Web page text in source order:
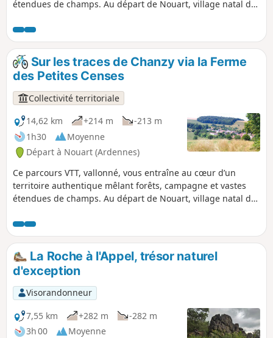
étendues de champs. Au départ de Nouart, village natal du
hameaux : Tailly, Barricourt, les Petites Censes, les
Forgettes, Les Tuileries, Rémonville... où se dévoilent de
remarquables bâtisses en pierre, témoins du patrimoine
local. Un sentier rythmé et varié, idéal pour les amateurs de
VTT en quête de nature, de relief et de découvertes
historiques.
Sur les traces de Chanzy via la Ferme
des Petites Censes
Collectivité territoriale
14,62 km
+214 m
-213 m
1h30
Moyenne
Départ à Nouart (Ardennes)
Ce parcours VTT, vallonné, vous entraîne au cœur d’un
territoire authentique mêlant forêts, campagne et vastes
étendues de champs. Au départ de Nouart, village natal du
hameaux : Tailly, Barricourt, les Petites Censes, les
Forgettes, Les Tuileries... où se dévoilent de remarquables
bâtisses en pierre, témoins du patrimoine local. Un sentier
rythmé et varié, idéal pour les amateurs de VTT en quête de
nature, de relief et de découvertes historiques.
La Roche à l'Appel, trésor naturel
d'exception
Visorandonneur
7,55 km
+282 m
-282 m
3h 00
Moyenne